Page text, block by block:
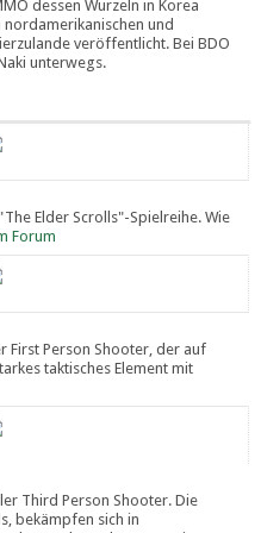
dessen Wurzeln in Korea
und
veröffentlicht. Bei BDO
unterwegs.
Elder Scrolls"-Spielreihe. Wie
Forum
First Person Shooter, der auf
taktisches Element mit
Third Person Shooter. Die
bekämpfen sich in